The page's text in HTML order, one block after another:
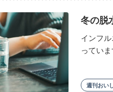
冬の脱
インフ
ってい
週刊おい